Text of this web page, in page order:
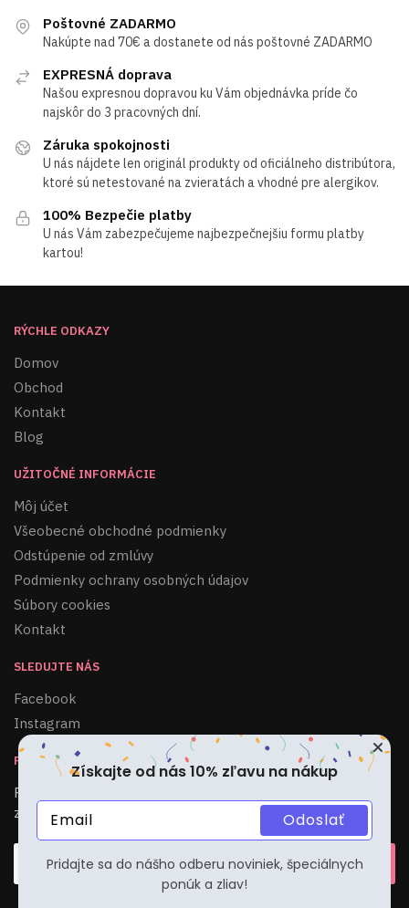
Poštovné ZADARMO
Nakúpte nad 70€ a dostanete od nás poštovné ZADARMO
EXPRESNÁ doprava
Našou expresnou dopravou ku Vám objednávka príde čo
najskôr do 3 pracovných dní.
Záruka spokojnosti
U nás nájdete len originál produkty od oficiálneho distribútora,
ktoré sú netestované na zvieratách a vhodné pre alergikov.
100% Bezpečie platby
U nás Vám zabezpečujeme najbezpečnejšiu formu platby
kartou!
RÝCHLE ODKAZY
Domov
Obchod
Kontakt
Blog
UŽITOČNÉ INFORMÁCIE
Môj účet
Všeobecné obchodné podmienky
Odstúpenie od zmlúvy
Podmienky ochrany osobných údajov
Súbory cookies
Kontakt
SLEDUJTE NÁS
Facebook
Instagram
PRIHLÁSIŤ SA KU ODBERU
Pridajte sa do nášho odberu noviniek, špeciálnych ponúk a
zliav!
Získajte od nás 10% zľavu na nákup
Odoslať
Pridajte sa do nášho odberu noviniek, špeciálnych
ponúk a zliav!